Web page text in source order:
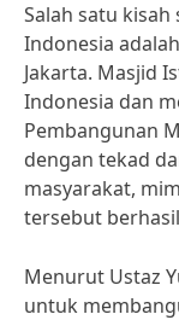
Salah satu
Indonesia
Jakarta. Masjid
Indonesia dan
Pembangunan
dengan tekad
masyarakat,
tersebut
Menurut Ustaz
untuk